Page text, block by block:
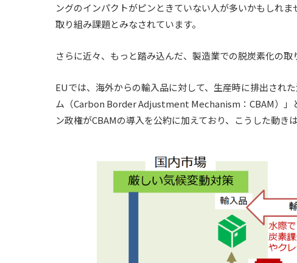
ングのインパクトがピンときていない人が多いかもしれ
取り組み課題とみなされています。
さらに近々、もっと踏み込んだ、製造業での脱炭素化の
EUでは、海外からの輸入品に対して、生産時に排出され
ム（Carbon Border Adjustment Mechanism：CBAM）」
ン政権がCBAMの導入を公約に加えており、こうした動き